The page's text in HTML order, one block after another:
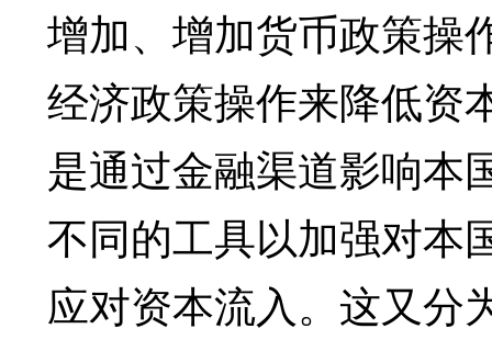
增加、增加货币政策操
经济政策操作来降低资
是通过金融渠道影响本
不同的工具以加强对本
应对资本流入。这又分